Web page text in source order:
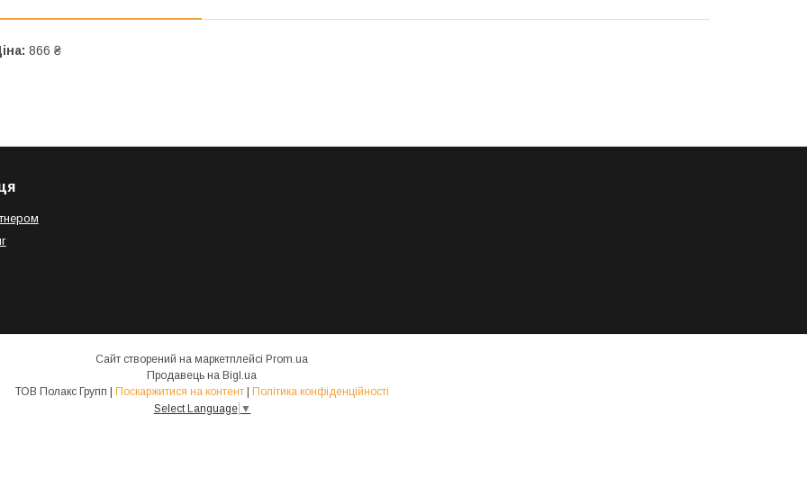
866 ₴
Сайт створений на маркетплейсі Prom.ua
Продавець на Bigl.ua
ТОВ Полакс Групп | Поскаржитися на контент | Політика конфіденційності
Select Language ▼